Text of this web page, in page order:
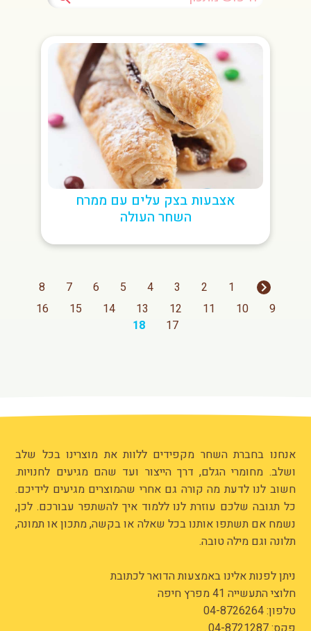
אצבעות בצק עלים עם ממרח
השחר העולה
1
2
3
4
5
6
7
8
9
10
11
12
13
14
15
16
17
18
אנחנו בחברת השחר מקפידים ללוות את מוצרינו בכל שלב
ושלב. מחומרי הגלם, דרך הייצור ועד שהם מגיעים לחנויות.
חשוב לנו לדעת מה קורה גם אחרי שהמוצרים מגיעים לידיכם.
כל תגובה שלכם עוזרת לנו ללמוד איך להשתפר עבורכם. לכן,
נשמח אם תשתפו אותנו בכל שאלה או בקשה, מתכון או תמונה,
תלונה וגם מילה טובה.
ניתן לפנות אלינו באמצעות הדואר לכתובת
חלוצי התעשייה 41 מפרץ חיפה
טלפון:04-8726264